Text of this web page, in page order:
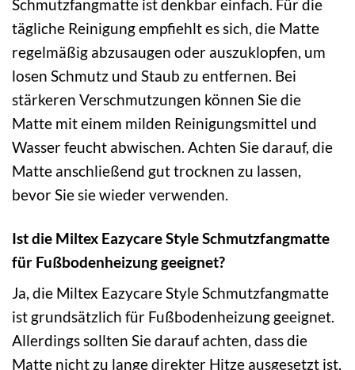
Schmutzfangmatte ist denkbar einfach. Für die
tägliche Reinigung empfiehlt es sich, die Matte
regelmäßig abzusaugen oder auszuklopfen, um
losen Schmutz und Staub zu entfernen. Bei
stärkeren Verschmutzungen können Sie die
Matte mit einem milden Reinigungsmittel und
Wasser feucht abwischen. Achten Sie darauf, die
Matte anschließend gut trocknen zu lassen,
bevor Sie sie wieder verwenden.
Ist die Miltex Eazycare Style Schmutzfangmatte
für Fußbodenheizung geeignet?
Ja, die Miltex Eazycare Style Schmutzfangmatte
ist grundsätzlich für Fußbodenheizung geeignet.
Allerdings sollten Sie darauf achten, dass die
Matte nicht zu lange direkter Hitze ausgesetzt ist,